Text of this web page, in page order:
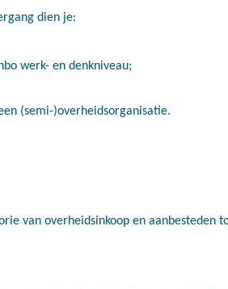
dien je:
werk- en denkniveau;
(semi-)overheidsorganisatie.
van overheidsinkoop en aanbesteden